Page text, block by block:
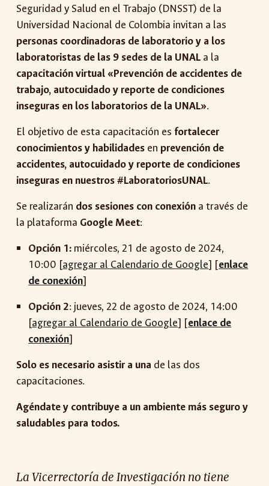
Seguridad y Salud en el Trabajo (DNSST) de la
Universidad Nacional de Colombia invitan a las
personas coordinadoras de laboratorio y a los
laboratoristas de las 9 sedes de la UNAL a la
capacitación virtual «Prevención de accidentes de
trabajo, autocuidado y reporte de condiciones
inseguras en los laboratorios de la UNAL».
El objetivo de esta capacitación es fortalecer
conocimientos y habilidades en prevención de
accidentes, autocuidado y reporte de condiciones
inseguras en nuestros #LaboratoriosUNAL.
Se realizarán dos sesiones con conexión a través de
la plataforma Google Meet:
Opción 1: miércoles, 21 de agosto de 2024,
10:00 [agregar al Calendario de Google] [enlace
de conexión]
Opción 2: jueves, 22 de agosto de 2024, 14:00
[agregar al Calendario de Google] [enlace de
conexión]
Solo es necesario asistir a una de las dos
capacitaciones.
Agéndate y contribuye a un ambiente más seguro y
saludables para todos.
La Vicerrectoría de Investigación no tiene